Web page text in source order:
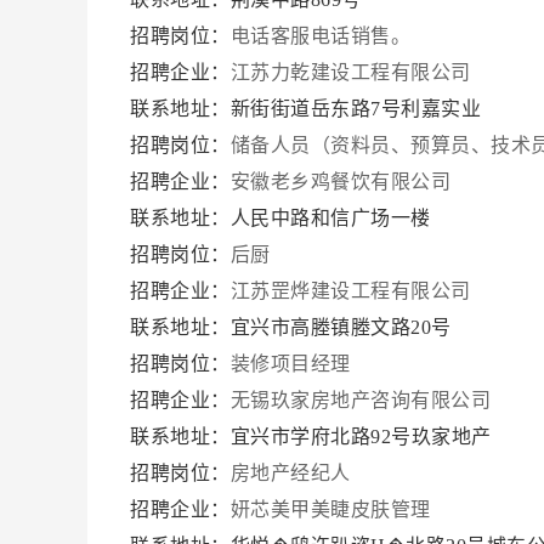
招聘岗位：
电话客服电话销售。
招聘企业： 江苏力乾建设工程有限公司
联系地址：新街街道岳东路7号利嘉实业
招聘岗位： 储备人员（资料员、预算员、技术
招聘企业： 安徽老乡鸡餐饮有限公司
联系地址：人民中路和信广场一楼
招聘岗位： 后厨
招聘企业： 江苏罡烨建设工程有限公司
联系地址：宜兴市高塍镇塍文路20号
招聘岗位： 装修项目经理
招聘企业： 无锡玖家房地产咨询有限公司
联系地址：宜兴市学府北路92号玖家地产
招聘岗位： 房地产经纪人
招聘企业： 妍芯美甲美睫皮肤管理